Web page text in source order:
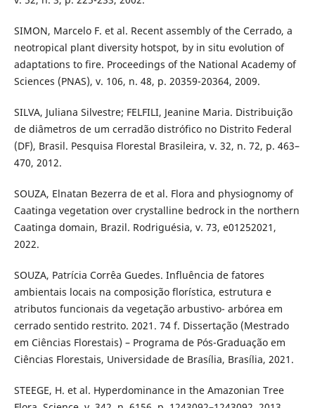
SIMON, Marcelo F. et al. Recent assembly of the Cerrado, a
neotropical plant diversity hotspot, by in situ evolution of
adaptations to fire. Proceedings of the National Academy of
Sciences (PNAS), v. 106, n. 48, p. 20359-20364, 2009.
SILVA, Juliana Silvestre; FELFILI, Jeanine Maria. Distribuição
de diâmetros de um cerradão distrófico no Distrito Federal
(DF), Brasil. Pesquisa Florestal Brasileira, v. 32, n. 72, p. 463–
470, 2012.
SOUZA, Elnatan Bezerra de et al. Flora and physiognomy of
Caatinga vegetation over crystalline bedrock in the northern
Caatinga domain, Brazil. Rodriguésia, v. 73, e01252021,
2022.
SOUZA, Patrícia Corrêa Guedes. Influência de fatores
ambientais locais na composição florística, estrutura e
atributos funcionais da vegetação arbustivo- arbórea em
cerrado sentido restrito. 2021. 74 f. Dissertação (Mestrado
em Ciências Florestais) – Programa de Pós-Graduação em
Ciências Florestais, Universidade de Brasília, Brasília, 2021.
STEEGE, H. et al. Hyperdominance in the Amazonian Tree